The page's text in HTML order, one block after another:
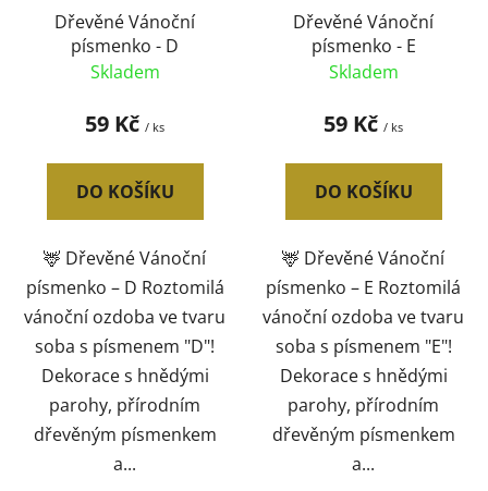
Dřevěné Vánoční
písmenko - D
Skladem
59 Kč / ks
DO KOŠÍKU
🦌 Dřevěné Vánoční
písmenko – D Roztomilá
vánoční ozdoba ve tvaru
soba s písmenem "D"!
Dekorace s hnědými
parohy, přírodním
dřevěným písmenkem
a...
Dřevěné Vánoční
písmenko - E
Skladem
59 Kč / ks
DO KOŠÍKU
🦌 Dřevěné Vánoční
písmenko – E Roztomilá
vánoční ozdoba ve tvaru
soba s písmenem "E"!
Dekorace s hnědými
parohy, přírodním
dřevěným písmenkem
a...